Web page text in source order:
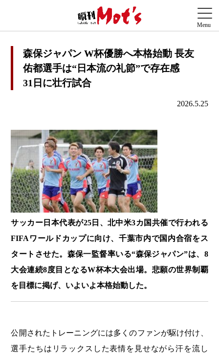
森保ジャパン W杯優勝へ本格始動 長友
佑都選手は“日本流の礼節”で存在感
31日に壮行試合
2026.5.25
サッカー日本代表が25日、北中米3カ国共催で行われる
FIFAワールドカップに向け、千葉市内で国内合宿をス
タートさせた。森保一監督率いる“森保ジャパン”は、8
大会連続8度目となるW杯本大会出場。悲願の世界制覇
を目標に掲げ、いよいよ本格始動した。
公開されたトレーニングには多くのファンが駆け付け、
選手たちはリラックスした表情を見せながら汗を流し